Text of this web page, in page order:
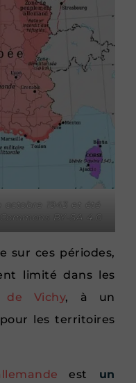
1943 et été
BY-SA 4.0
sur ces périodes,
limité dans les
de Vichy, à un
les territoires
est
un